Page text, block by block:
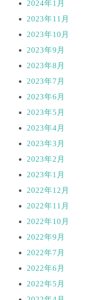
2024年1月
2023年11月
2023年10月
2023年9月
2023年8月
2023年7月
2023年6月
2023年5月
2023年4月
2023年3月
2023年2月
2023年1月
2022年12月
2022年11月
2022年10月
2022年9月
2022年7月
2022年6月
2022年5月